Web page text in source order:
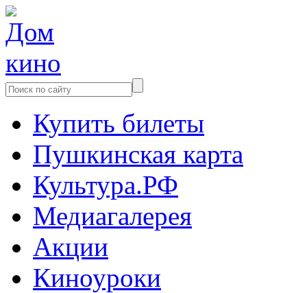
Купить билеты
Пушкинская карта
Культура.РФ
Медиагалерея
Акции
Киноуроки